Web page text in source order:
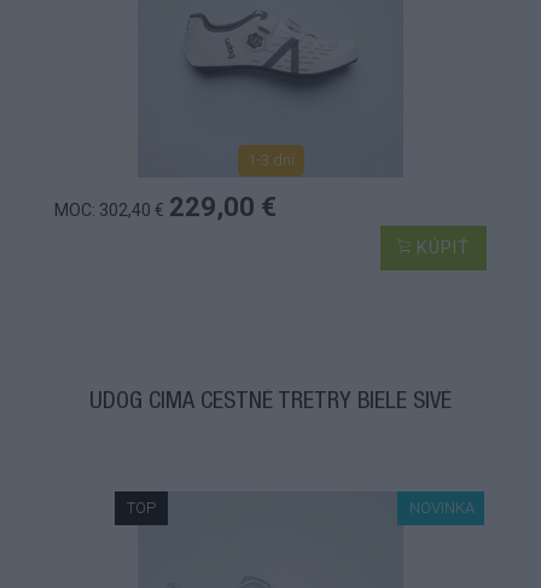
1-3 dní
MOC: 302,40 € 229,00 €
KÚPIŤ
UDOG CIMA CESTNÉ TRETRY BIELE SIVÉ
NOVINKA
TOP